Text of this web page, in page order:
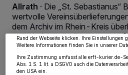
Allrath · Die „St. Sebastianus“
wertvolle
dem Archiv im Rhein-Kreis
befindet sich die
dem Jahre 1630. Sie wurde
weiteren Dokumente aus dem
von Ehrenbrudermeister Ulrich
Partner verarbeiten Daten, um Ihnen Dienste
Zwecke. Wenn Tracker deaktiviert sind, sind
möglicherweise nicht mehr so relevant für Sie.
wieder aufrufen, um Ihre Einstellungen zu
widerrufen, indem Sie auf den Link
Rand der Webseite klicken. Ihre Einstellungen
Weitere Informationen finden Sie in unserer
Ihre Zustimmung umfasst alle erft-kurier.de-
Abs. 1 S. 1 lit. a DSGVO auch die
den USA ein.